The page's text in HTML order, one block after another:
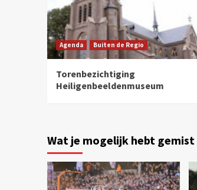
Agenda Buiten de Regio
Torenbezichtiging
Heiligenbeeldenmuseum
Wat je mogelijk hebt gemist